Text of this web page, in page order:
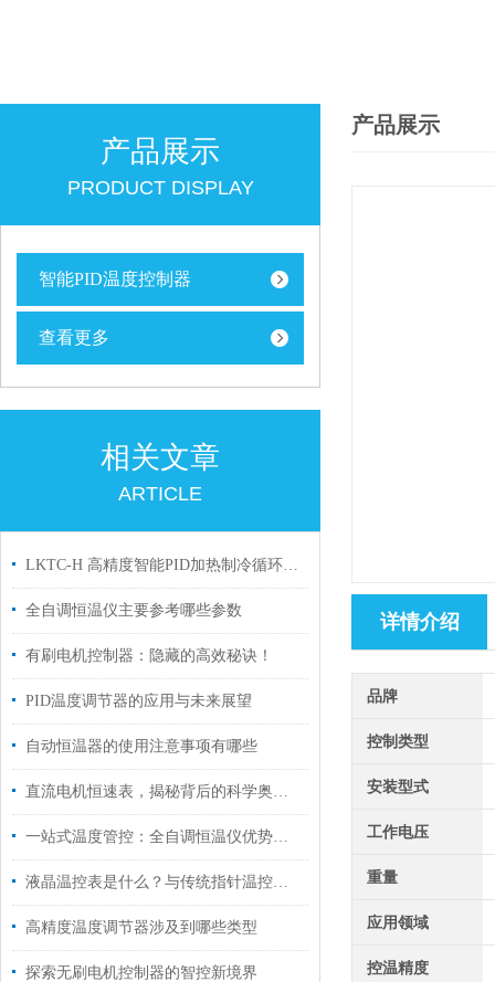
产品展示
PRODUCT DISPLAY
智能PID温度控制器
查看更多
相关文章
ARTICLE
LKTC-H 高精度智能PID加热制冷循环程序段式温控器的推荐
全自调恒温仪主要参考哪些参数
有刷电机控制器：隐藏的高效秘诀！
PID温度调节器的应用与未来展望
自动恒温器的使用注意事项有哪些
直流电机恒速表，揭秘背后的科学奥秘！
一站式温度管控：全自调恒温仪优势介绍
液晶温控表是什么？与传统指针温控表的区别
高精度温度调节器涉及到哪些类型
探索无刷电机控制器的智控新境界
产品展示
详情介绍
品牌
控制类型
安装型式
工作电压
重量
应用领域
控温精度